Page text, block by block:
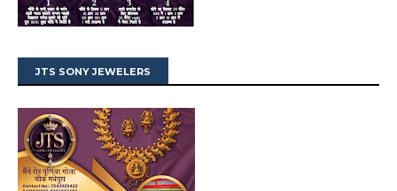
JTS SONY JEWELERS